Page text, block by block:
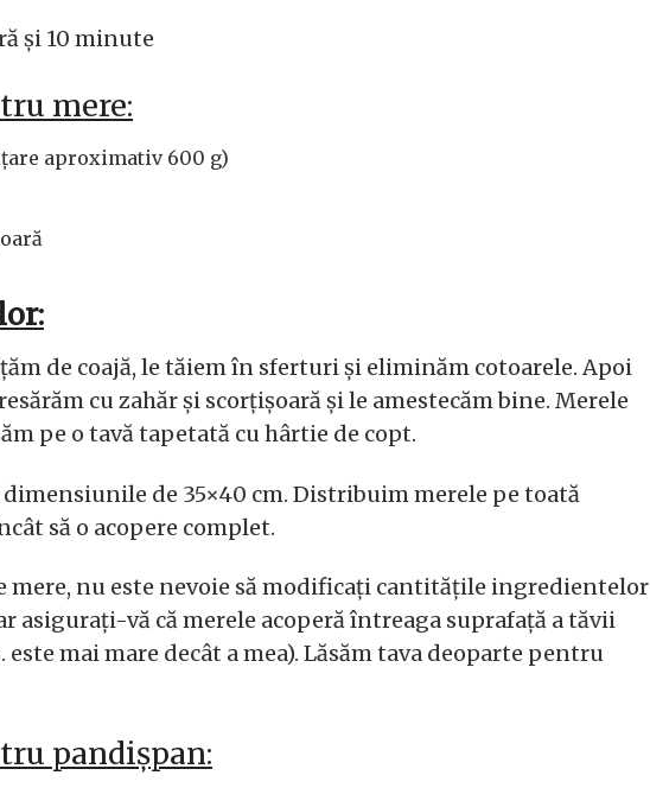
și 10 minute
mere:
aproximativ 600 g)
de coajă, le tăiem în sferturi și eliminăm cotoarele. Apoi
cu zahăr și scorțișoară și le amestecăm bine. Merele
pe o tavă tapetată cu hârtie de copt.
dimensiunile de 35×40 cm. Distribuim merele pe toată
să o acopere complet.
mere, nu este nevoie să modificați cantitățile ingredientelor
asigurați-vă că merele acoperă întreaga suprafață a tăvii
este mai mare decât a mea). Lăsăm tava deoparte pentru
pandișpan: